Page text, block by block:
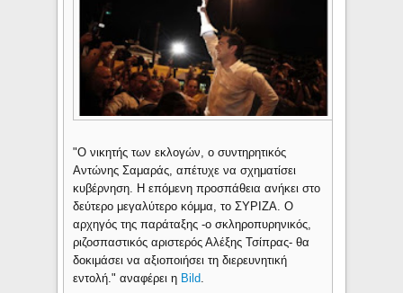
"Ο νικητής των εκλογών, ο συντηρητικός
Αντώνης Σαμαράς, απέτυχε να σχηματίσει
κυβέρνηση. Η επόμενη προσπάθεια ανήκει στο
δεύτερο μεγαλύτερο κόμμα, το ΣΥΡΙΖΑ. Ο
αρχηγός της παράταξης -ο σκληροπυρηνικός,
ριζοσπαστικός αριστερός Αλέξης Τσίπρας- θα
δοκιμάσει να αξιοποιήσει τη διερευνητική
εντολή." αναφέρει η Bild.